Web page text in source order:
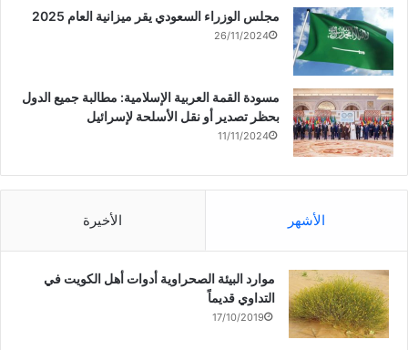
مجلس الوزراء السعودي يقر ميزانية العام 2025
26/11/2024
مسودة القمة العربية الإسلامية: مطالبة جميع الدول
بحظر تصدير أو نقل الأسلحة لإسرائيل
11/11/2024
الأشهر الأخيرة
موارد البيئة الصحراوية أدوات أهل الكويت في
التداوي قديماً
17/10/2019